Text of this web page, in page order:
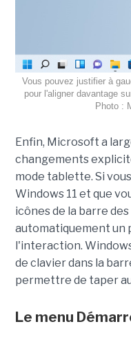
Vous pouvez justifier à
pour l'aligner davantage
Photo :
Enfin, Microsoft a
changements
mode tablette. Si
Windows 11 et que
icônes de la barre
automatiquement un
l'interaction.
de clavier dans la
permettre de taper
Le menu